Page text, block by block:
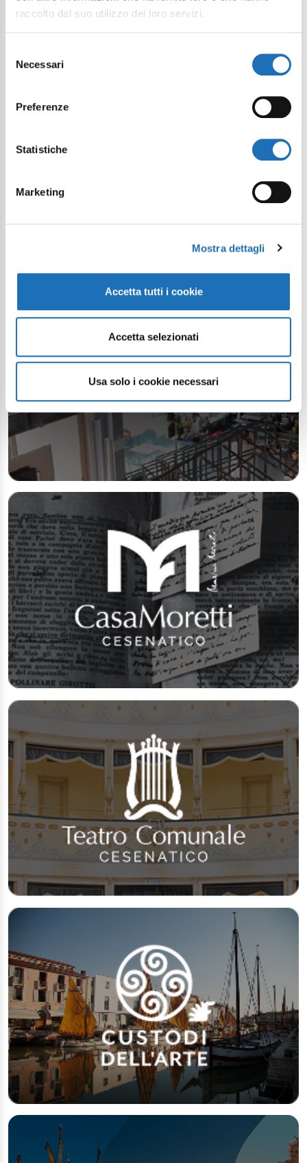
raccolto dal suo utilizzo dei loro servizi.
delNecessari
Preferenze
Statistiche
Marketing
Mostra dettagli
Accetta tutti i cookie
Accetta selezionati
Usa solo i cookie necessari